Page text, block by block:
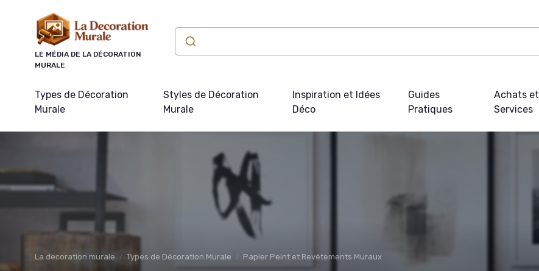
LE MÉDIA DE LA DÉCORATION
MURALE
Types de Décoration
Murale
Styles de Décoration
Murale
Inspiration et Idées
Déco
Guides
Pratiques
Achats et
Services
La decoration murale Types de Décoration Murale Papier Peint et Revêtements Muraux